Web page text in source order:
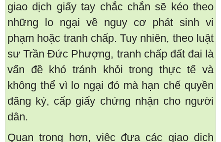
giao dịch giấy tay chắc chắn sẽ kéo theo
những lo ngại về nguy cơ phát sinh vi
phạm hoặc tranh chấp. Tuy nhiên, theo luật
sư Trần Đức Phượng, tranh chấp đất đai là
vấn đề khó tránh khỏi trong thực tế và
không thể vì lo ngại đó mà hạn chế quyền
đăng ký, cấp giấy chứng nhận cho người
dân.
Quan trọng hơn, việc đưa các giao dịch